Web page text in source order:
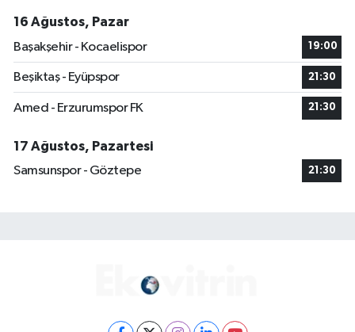
16 Ağustos, Pazar
Başakşehir - Kocaelispor
19:00
Beşiktaş - Eyüpspor 21:30
Amed - Erzurumspor FK 21:30
17 Ağustos, Pazartesi
Samsunspor - Göztepe
21:30